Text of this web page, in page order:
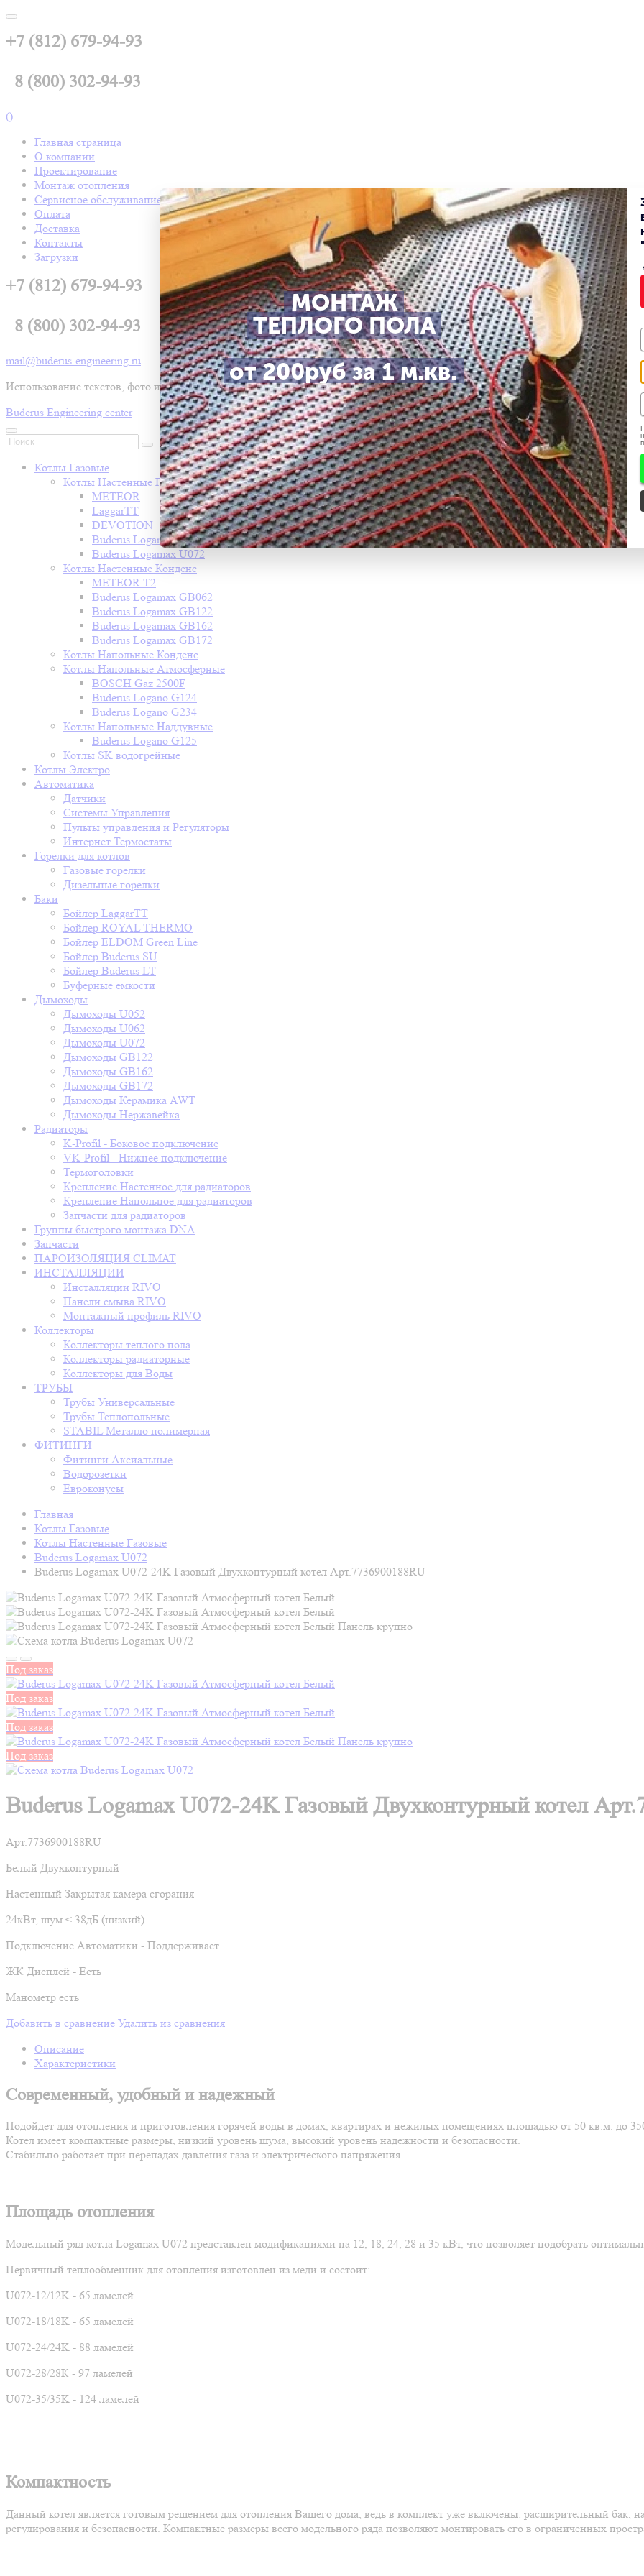
+7 (812) 679-94-93
8 (800) 302-94-93
()
Главная страница
О компании
Проектирование
Монтаж отопления
Сервисное обслуживание
Оплата
Доставка
Контакты
Загрузки
+7 (812) 679-94-93
8 (800) 302-94-93
mail@buderus-engineering.ru
Использование текстов, фото и видео без письменного разрешения ЗАПРЕЩЕНО.
Buderus Engineering center
Котлы Газовые
Котлы Настенные Газовые
METEOR
LaggarTT
DEVOTION
Buderus Logamax U052
Buderus Logamax U072
Котлы Настенные Конденс
METEOR T2
Buderus Logamax GB062
Buderus Logamax GB122
Buderus Logamax GB162
Buderus Logamax GB172
Котлы Напольные Конденс
Котлы Напольные Атмосферные
BOSCH Gaz 2500F
Buderus Logano G124
Buderus Logano G234
Котлы Напольные Наддувные
Buderus Logano G125
Котлы SK водогрейные
Котлы Электро
Автоматика
Датчики
Системы Управления
Пульты управления и Регуляторы
Интернет Термостаты
Горелки для котлов
Газовые горелки
Дизельные горелки
Баки
Бойлер LaggarTT
Бойлер ROYAL THERMO
Бойлер ELDOM Green Line
Бойлер Buderus SU
Бойлер Buderus LT
Буферные емкости
Дымоходы
Дымоходы U052
Дымоходы U062
Дымоходы U072
Дымоходы GB122
Дымоходы GB162
Дымоходы GB172
Дымоходы Керамика AWT
Дымоходы Нержавейка
Радиаторы
K-Profil - Боковое подключение
VK-Profil - Нижнее подключение
Термоголовки
Крепление Настенное для радиаторов
Крепление Напольное для радиаторов
Запчасти для радиаторов
Группы быстрого монтажа DNA
Запчасти
ПАРОИЗОЛЯЦИЯ CLIMAT
ИНСТАЛЛЯЦИИ
Инсталляции RIVO
Панели смыва RIVO
Монтажный профиль RIVO
Коллекторы
Коллекторы теплого пола
Коллекторы радиаторные
Коллекторы для Воды
ТРУБЫ
Трубы Универсальные
Трубы Теплопольные
STABIL Металло полимерная
ФИТИНГИ
Фитинги Аксиальные
Водорозетки
Евроконусы
Главная
Котлы Газовые
Котлы Настенные Газовые
Buderus Logamax U072
Buderus Logamax U072-24K Газовый Двухконтурный котел Арт.7736900188RU
Под заказ
Под заказ
Под заказ
Под заказ
Buderus Logamax U072-24K Газовый Двухконтурный котел
Арт.7736900188RU
Белый Двухконтурный
Настенный Закрытая камера сгорания
24кВт, шум ˂ 38дБ (низкий)
Подключение Автоматики - Поддерживает
ЖК Дисплей - Есть
Манометр есть
Добавить в сравнение Удалить из сравнения
Описание
Характеристики
Современный, удобный и надежный
Подойдет для отопления и приготовления горячей воды в домах, квартирах и нежилых помещениях площадью от 50 кв.м. до
Котел имеет компактные размеры, низкий уровень шума, высокий уровень надежности и безопасности.
Стабильно работает при перепадах давления газа и электрического напряжения.
Площадь отопления
Модельный ряд котла Logamax U072 представлен модификациями на 12, 18, 24, 28 и 35 кВт, что позволяет подобрать
Первичный теплообменник для отопления изготовлен из меди и состоит:
U072-12/12K - 65 ламелей
U072-18/18K - 65 ламелей
U072-24/24K - 88 ламелей
U072-28/28К - 97 ламелей
U072-35/35K - 124 ламелей
Компактность
Данный котел является готовым решением для отопления Вашего дома, ведь в комплект уже включены: расширительный бак,
регулирования и безопасности. Компактные размеры всего модельного ряда позволяют монтировать его в ограниченных
МОНТАЖ
ТЕПЛОГО ПОЛА
от 200руб за 1 м.кв.